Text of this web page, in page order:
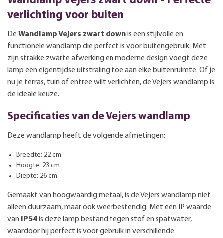
verlichting voor buiten
De Wandlamp Vejers zwart downis een stijlvolle en
functionele wandlamp die perfect is voor buitengebruik. Met
zijn strakke zwarte afwerking en moderne design voegt deze
lamp een eigentijdse uitstraling toe aan elke buitenruimte. Of je
nu je terras, tuin of entree wilt verlichten, de Vejers wandlamp is
de ideale keuze.
Specificaties van de Vejers wandlamp
Deze wandlamp heeft de volgende afmetingen:
Breedte: 22 cm
Hoogte: 23 cm
Diepte: 26 cm
Gemaakt van hoogwaardig metaal, is de Vejers wandlamp niet
alleen duurzaam, maar ook weerbestendig. Met een IP waarde
van
IP54is deze lamp bestand tegen stof en spatwater,
waardoor hij perfect is voor gebruik in verschillende